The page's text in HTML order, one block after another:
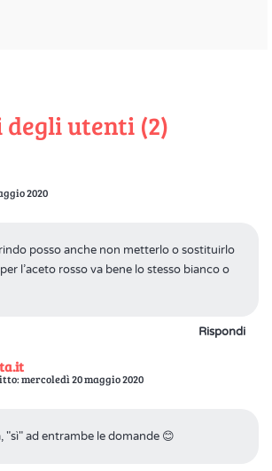
degli utenti (2)
2020
posso anche non metterlo o sostituirlo
l’aceto rosso va bene lo stesso bianco o
Rispondi
mercoledì 20 maggio 2020
"sì" ad entrambe le domande 😊